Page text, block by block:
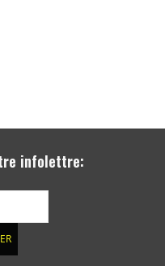
infolettre: